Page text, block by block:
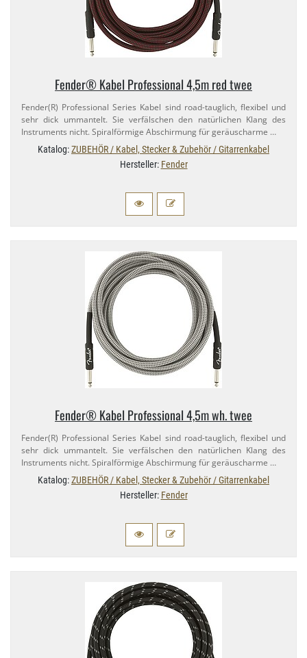
Fender® Kabel Professional 4,​5m red twee
Fender(R) Professional Series Kabel sind road-​tauglich, flexibel und
sehr dick ummantelt. Sie verfälschen den natürlichen Klang des
Instruments nicht. Spiralförmige Abschirmung für geräuscharme …
Katalog:ZUBEHÖR / Kabel, Stecker & Zubehör / Gitarrenkabel
Hersteller: Fender
Fender® Kabel Professional 4,​5m wh. twee
Fender(R) Professional Series Kabel sind road-​tauglich, flexibel und
sehr dick ummantelt. Sie verfälschen den natürlichen Klang des
Instruments nicht. Spiralförmige Abschirmung für geräuscharme …
Katalog:ZUBEHÖR / Kabel, Stecker & Zubehör / Gitarrenkabel
Hersteller: Fender